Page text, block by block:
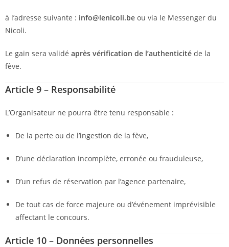
à l’adresse suivante : info@lenicoli.be ou via le Messenger du
Nicoli.
Le gain sera validé après vérification de l’authenticité de la
fève.
Article 9 – Responsabilité
L’Organisateur ne pourra être tenu responsable :
De la perte ou de l’ingestion de la fève,
D’une déclaration incomplète, erronée ou frauduleuse,
D’un refus de réservation par l’agence partenaire,
De tout cas de force majeure ou d’événement imprévisible
affectant le concours.
Article 10 – Données personnelles